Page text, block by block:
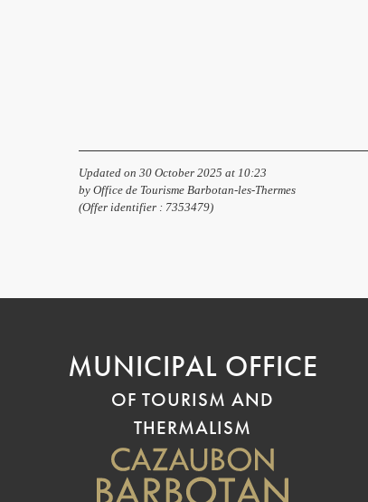
Updated on 30 October 2025 at 10:23
by Office de Tourisme Barbotan-les-Thermes
(Offer identifier : 7353479)
MUNICIPAL OFFICE
OF TOURISM AND
THERMALISM